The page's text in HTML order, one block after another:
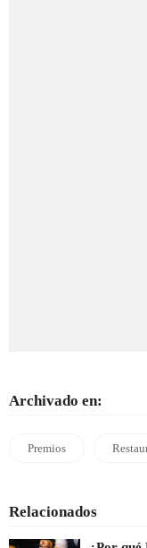
Archivado en:
Premios
Relacionados